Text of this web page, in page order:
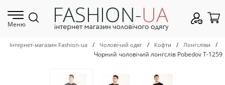
Меню
Інтернет-магазин Fashion-ua / Чоловічий одяг / Кофти / Лонгсліви
/
Чорний чоловічий лонгслів Pobedov Т-1259